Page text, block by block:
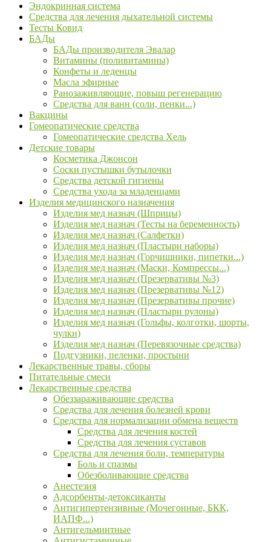
Эндокринная система
Средства для лечения дыхательной системы
Тесты Ковид
БАДы
БАДы производителя Эвалар
Витамины (поливитамины)
Конфеты и леденцы
Масла эфирные
Ранозаживляющие, повыш регенерацию
Средства для ванн (соли, пенки...)
Вакцины
Гомеопатические средства
Гомеопатические средства Хель
Детские товары
Косметика Джонсон
Соски пустышки бутылочки
Средства детской гигиены
Средства ухода за младенцами
Изделия медицинского назначения
Изделия мед назнач (Шприцы)
Изделия мед назнач (Тесты на беременность)
Изделия мед назнач (Салфетки)
Изделия мед назнач (Пластыри наборы)
Изделия мед назнач (Горчишники, пипетки...)
Изделия мед назнач (Маски, Компрессы...)
Изделия мед назнач (Презервативы №3)
Изделия мед назнач (Презервативы №12)
Изделия мед назнач (Презервативы прочие)
Изделия мед назнач (Пластыри рулоны)
Изделия мед назнач (Гольфы, колготки, шорты,
чулки)
Изделия мед назнач (Перевязочные средства)
Подгузники, пеленки, простыни
Лекарственные травы, сборы
Питательные смеси
Лекарственные средства
Обеззараживающие средства
Средства для лечения болезней крови
Средства для нормализации обмена веществ
Средства для лечения костей
Средства для лечения суставов
Средства для лечения боли, температуры
Боль и спазмы
Обезболивающие средства
Анестезия
Адсорбенты-детоксиканты
Антигипертензивные (Мочегонные, БКК,
ИАПФ...)
Антигельминтные